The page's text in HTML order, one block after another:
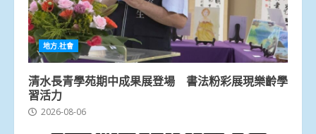
地方.社會
清水長青學苑期中成果展登場 書法粉彩展現樂齡學
習活力
2026-08-06